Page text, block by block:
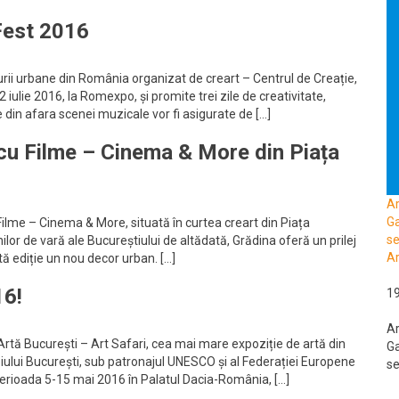
2016
urbane din România organizat de creart – Centrul de Creație,
iulie 2016, la Romexpo, și promite trei zile de creativitate,
afara scenei muzicale vor fi asigurate de […]
Filme – Cinema & More din Piața
– Cinema & More, situată în curtea creart din Piața
de vară ale Bucureștiului de altădată, Grădina oferă un prilej
ediție un nou decor urban. […]
București – Art Safari, cea mai mare expoziție de artă din
București, sub patronajul UNESCO și al Federației Europene
5-15 mai 2016 în Palatul Dacia-România, […]